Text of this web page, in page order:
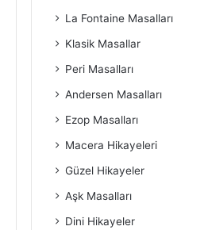
La Fontaine Masalları
Klasik Masallar
Peri Masalları
Andersen Masalları
Ezop Masalları
Macera Hikayeleri
Güzel Hikayeler
Aşk Masalları
Dini Hikayeler